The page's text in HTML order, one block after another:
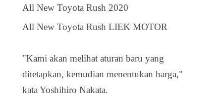
All New Toyota Rush 2020
All New Toyota Rush LIEK MOTOR
"Kami akan melihat aturan baru yang
ditetapkan‎, kemudian menentukan harga,"
kata Yoshihiro Nakata.